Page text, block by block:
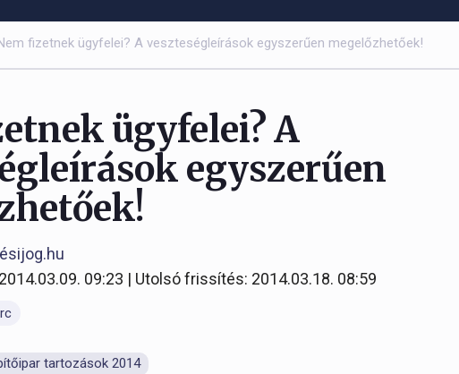
fizetnek ügyfelei? A veszteségleírások egyszerűen megelőzhetőek!
ügyfelei? A
egyszerűen
09:23 | Utolsó frissítés: 2014.03.18. 08:59
tartozások 2014